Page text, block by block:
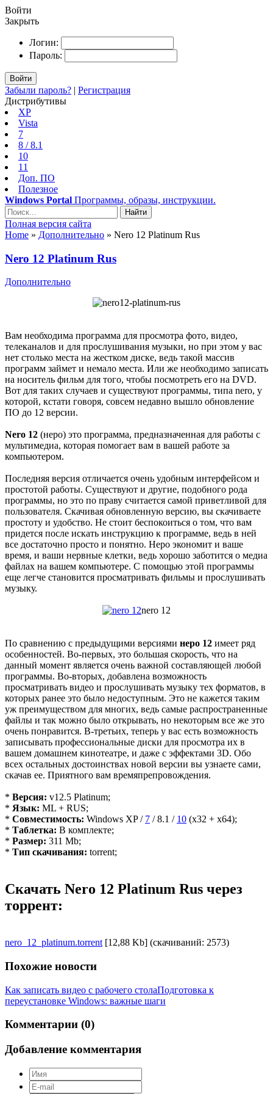
Войти
Закрыть
Логин:
Пароль:
Войти
Забыли пароль? | Регистрация
Дистрибутивы
XP
Vista
7
8 / 8.1
10
11
Доп. ПО
Полезное
Windows Portal Программы, образы, инструкции.
Найти
Полная версия сайта
Home » Дополнительно » Nero 12 Platinum Rus
Nero 12 Platinum Rus
Дополнительно
Вам необходима программа для просмотра фото, видео,
телеканалов и для прослушивания музыки, но при этом у вас
нет столько места на жестком диске, ведь такой массив
программ займет и немало места. Или же необходимо записать
на носитель фильм для того, чтобы посмотреть его на DVD.
Вот для таких случаев и существуют программы, типа nero, у
которой, кстати говоря, совсем недавно вышло обновление
ПО до 12 версии.
Nero 12 (неро) это программа, предназначенная для работы с
мультимедиа, которая помогает вам в вашей работе за
компьютером.
Последняя версия отличается очень удобным интерфейсом и
простотой работы. Существуют и другие, подобного рода
программы, но это по праву считается самой приветливой для
пользователя. Скачивая обновленную версию, вы скачиваете
простоту и удобство. Не стоит беспокоиться о том, что вам
придется после искать инструкцию к программе, ведь в ней
все достаточно просто и понятно. Неро экономит и ваше
время, и ваши нервные клетки, ведь хорошо заботится о медиа
файлах на вашем компьютере. С помощью этой программы
еще легче становится просматривать фильмы и прослушивать
музыку.
nero 12
По сравнению с предыдущими версиями неро 12 имеет ряд
особенностей. Во-первых, это большая скорость, что на
данный момент является очень важной составляющей любой
программы. Во-вторых, добавлена возможность
просматривать видео и прослушивать музыку тех форматов, в
которых ранее это было недоступным. Это не кажется таким
уж преимуществом для многих, ведь самые распространенные
файлы и так можно было открывать, но некоторым все же это
очень понравится. В-третьих, теперь у вас есть возможность
записывать профессиональные диски для просмотра их в
вашем домашнем кинотеатре, и даже с эффектами 3D. Обо
всех остальных достоинствах новой версии вы узнаете сами,
скачав ее. Приятного вам времяпрепровождения.
* Версия: v12.5 Platinum;
* Язык: ML + RUS;
* Совместимость: Windows XP / 7 / 8.1 / 10 (x32 + x64);
* Таблетка: В комплекте;
* Размер: 311 Mb;
* Тип скачивания: torrent;
Скачать Nero 12 Platinum Rus через
торрент:
nero_12_platinum.torrent [12,88 Kb] (cкачиваний: 2573)
Похожие новости
Как записать видео с рабочего столаПодготовка к
переустановке Windows: важные шаги
Комментарии (0)
Добавление комментария